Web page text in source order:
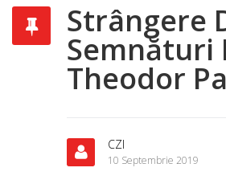
Strângere
Semnături
Theodor
CZI
10 Septembrie 2019